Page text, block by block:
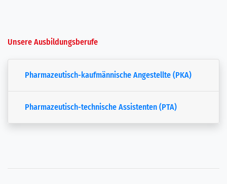
Unsere Ausbildungsberufe
Pharmazeutisch-kaufmännische Angestellte (PKA)
Pharmazeutisch-technische Assistenten (PTA)